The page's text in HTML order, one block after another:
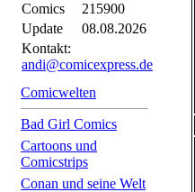
Comics
215900
Update
08.08.2026
Kontakt:
andi@comicexpress.de
Comicwelten
Bad Girl Comics
Cartoons und
Comicstrips
Conan und seine Welt